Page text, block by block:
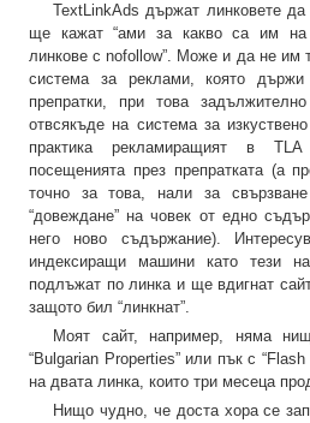
TextLinkAds държат линковете да
ще кажат “ами за какво са им на
линкове с nofollow”. Може и да не им
система за реклами, която
препратки, при това
отвсякъде на система за
практика рекламиращият в
посещенията през препратката (а
точно за това, нали за
“довеждане” на човек от едно
него ново съдържание).
индексиращи машини като тези
подлъжат по линка и ще вдигнат
защото бил “линкнат”.
Моят сайт, например, няма
“Bulgarian Properties” или пък с
на двата линка, които три месеца
Нищо чудно, че доста хора се